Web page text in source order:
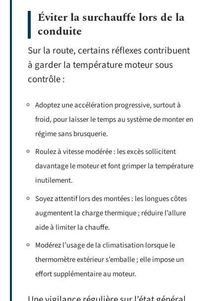
Éviter la surchauffe lors de la
conduite
Sur la route, certains réflexes contribuent
à garder la température moteur sous
contrôle :
Adoptez une accélération progressive, surtout à
froid, pour laisser le temps au système de monter en
régime sans brusquerie.
Roulez à vitesse modérée : les excès sollicitent
davantage le moteur et font grimper la température
inutilement.
Soyez attentif lors des montées : les longues côtes
augmentent la charge thermique ; réduire l’allure
aide à limiter la chauffe.
Modérez l’usage de la climatisation lorsque le
thermomètre extérieur s’emballe ; elle impose un
effort supplémentaire au moteur.